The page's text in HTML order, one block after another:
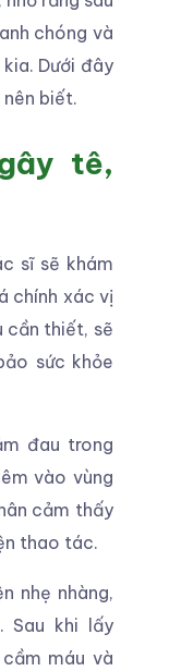
chóng và
Dưới đây
nên biết.
tê,
sĩ sẽ khám
chính xác vị
cần thiết, sẽ
sức khỏe
đau trong
vào vùng
cảm thấy
thao tác.
nhẹ nhàng,
Sau khi lấy
máu và